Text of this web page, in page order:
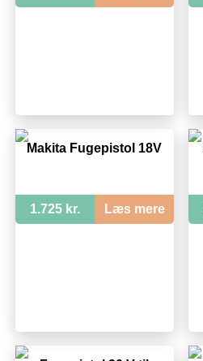
Makita Fugepistol 18V
1.725 kr. Læs mere